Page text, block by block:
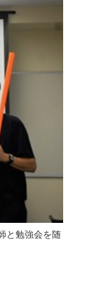
と勉強会を随